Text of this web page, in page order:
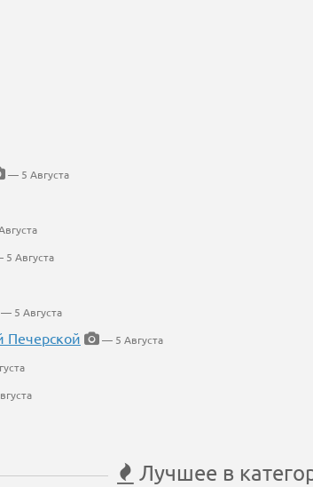
— 5 Августа
Августа
— 5 Августа
Печерской
— 5 Августа
Лучшее в